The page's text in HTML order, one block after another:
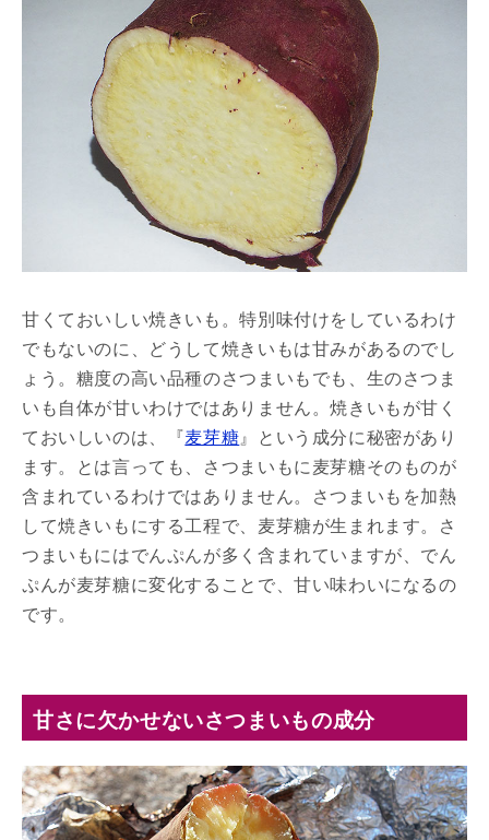
甘くておいしい焼きいも。特別味付けをしているわけ
でもないのに、どうして焼きいもは甘みがあるのでし
ょう。糖度の高い品種のさつまいもでも、生のさつま
いも自体が甘いわけではありません。焼きいもが甘く
ておいしいのは、『麦芽糖 』という成分に秘密があり
ます。とは言っても、さつまいもに麦芽糖そのものが
含まれているわけではありません。さつまいもを加熱
して焼きいもにする工程で、麦芽糖が生まれます。さ
つまいもにはでんぷんが多く含まれていますが、でん
ぷんが麦芽糖に変化することで、甘い味わいになるの
です。
甘さに欠かせないさつまいもの成分